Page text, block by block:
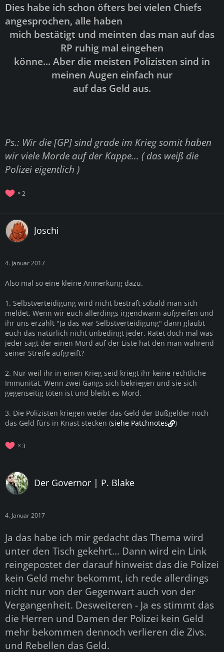
Dies habe ich schon öfters bei vielen Chiefs
angesprochen, alle haben
mich bestätigt und meinten das man auf das
RP ruhig mal eingehen
könne... Aber die meisten Polizisten sind in
meinen Augen einfach nur
auf das Geld aus.
Ps.: Wir die [GP] sind grade im Krieg somit haben
wir viele Morde auf der Kappe... ( das weiß die
Polizei eigentlich )
2
Joschi
4. Januar 2017
Also mal so eine kleine Anmerkung dazu.
1. Selbstverteidigung wird nicht bestraft sobald man sich
meldet. Wenn wir euch allerdings irgendwann aufgreifen und
ihr uns erzählt "Ja das war Selbstverteidigung" dann glaubt
euch das natürlich nicht unbedingt jeder. Ratet doch mal was
jeder sagt der einen Mord auf der Liste hat den man während
seiner Streife aufgreift?
2. Nur weil ihr in einen Krieg seid kriegt ihr keine rechtliche
Immunität. Wenn zwei Gangs sich bekriegen und sie sich
gegenseitig töten ist und bleibt es Mord.
3. Die Polizisten kriegen weder das Geld der Bußgelder noch
das Geld fürs in Knast stecken (siehe Patchnotes )
3
Der Governor | P. Blake
4. Januar 2017
Ja das habe ich mir gedacht das Thema wird
unter den Tisch gekehrt... Dann wird ein Link
reingepostet der darauf hinweist das die Polizei
kein Geld mehr bekommt, ich rede allerdings
nicht nur von der Gegenwart auch von der
Vergangenheit. Desweiteren - Ja es stimmt das
die Herren und Damen der Polizei kein Geld
mehr bekommen dennoch verlieren die Zivs.
und Rebellen das Geld.